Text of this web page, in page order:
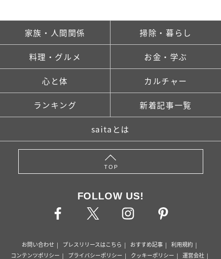
家族・人間関係 掃除・暮らし
料理・グルメ お金・学ぶ
心と体 カルチャー
ランキング 新着記事一覧
saitaとは
TOP
FOLLOW US!
お問い合わせ プレスリリースはこちら おすすめ記事
利用規約
コンテンツポリシー
プライバシーポリシー クッキーポリシー 運営会社